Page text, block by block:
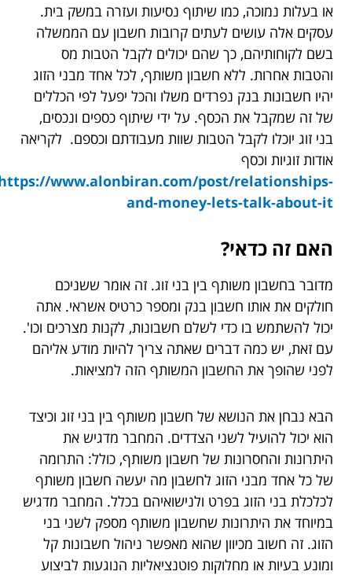
או בעלות נמוכה, כמו שיתוף נסיעות ועזרה במשק בית.
עסקים אלה עושים לעתים קרובות חשבון עם הממשלה
בשם לקוחותיהם, כך שהם יכולים לקבל הטבות מס
והטבות אחרות. ללא חשבון משותף, לכל אחד מבני הזוג
יהיו חשבונות בנק נפרדים משלו והכל יפעל לפי הכללים
של זה שמקבל את הכסף. על ידי שיתוף כספים ונכסים,
בני זוג יוכלו לקבל הטבות שוות מעבודתם וכספם. לקריאה
אודות זוגיות וכסף
https://www.alonbiran.com/post/relationships-
and-money-lets-talk-about-it
האם זה כדאי?
מדובר בחשבון משותף בין בני זוג. זה אומר ששניכם
חולקים את אותו חשבון בנק ומספר כרטיס אשראי. אתה
יכול להשתמש בו כדי לשלם חשבונות, לקנות מצרכים וכו'.
עם זאת, יש כמה דברים שאתה צריך להיות מודע אליהם
לפני שהופך את החשבון המשותף הזה למציאות.
הבא נבחן את הנושא של חשבון משותף בין בני זוג וכיצד
הוא יכול להועיל לשני הצדדים. המחבר מדגיש את
היתרונות והחסרונות של חשבון משותף, כולל: התרומה
של כל אחד מבני הזוג לחשבון מה יעשה חשבון משותף
לכלכלת בני הזוג בפרט ולנישואיהם בכלל. המחבר מדגיש
במיוחד את היתרונות שחשבון משותף מספק לשני בני
הזוג. זה חשוב מכיוון שהוא מאפשר ניהול חשבונות קל
ומונע בעיות או מחלוקות פוטנציאליות הנוגעות לביצוע